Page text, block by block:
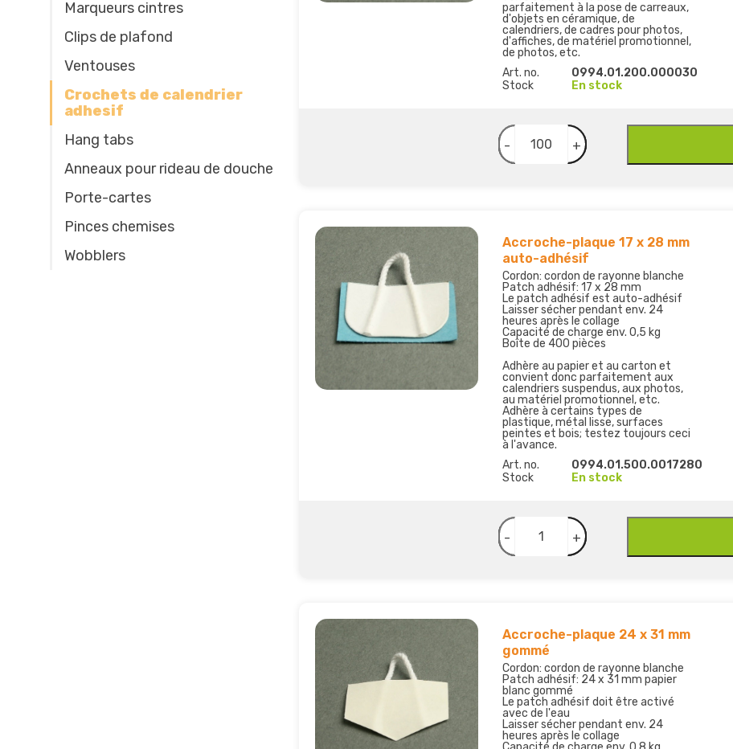
Marqueurs cintres
Clips de plafond
Ventouses
Crochets de calendrier
adhesif
Hang tabs
Anneaux pour rideau de douche
Porte-cartes
Pinces chemises
Wobblers
parfaitement à la pose de carreaux,
d'objets en céramique, de
calendriers, de cadres pour photos,
d'affiches, de matériel promotionnel,
de photos, etc.
Art. no.
0994.01.200.000030
Stock
En stock
- +
Accroche-plaque 17 x 28 mm
auto-adhésif
Cordon: cordon de rayonne blanche
Patch adhésif: 17 x 28 mm
Le patch adhésif est auto-adhésif
Laisser sécher pendant env. 24
heures après le collage
Capacité de charge env. 0,5 kg
Boîte de 400 pièces
Adhère au papier et au carton et
convient donc parfaitement aux
calendriers suspendus, aux photos,
au matériel promotionnel, etc.
Adhère à certains types de
plastique, métal lisse, surfaces
peintes et bois; testez toujours ceci
à l'avance.
Art. no.
0994.01.500.0017280
Stock
En stock
- +
Accroche-plaque 24 x 31 mm
gommé
Cordon: cordon de rayonne blanche
Patch adhésif: 24 x 31 mm papier
blanc gommé
Le patch adhésif doit être activé
avec de l'eau
Laisser sécher pendant env. 24
heures après le collage